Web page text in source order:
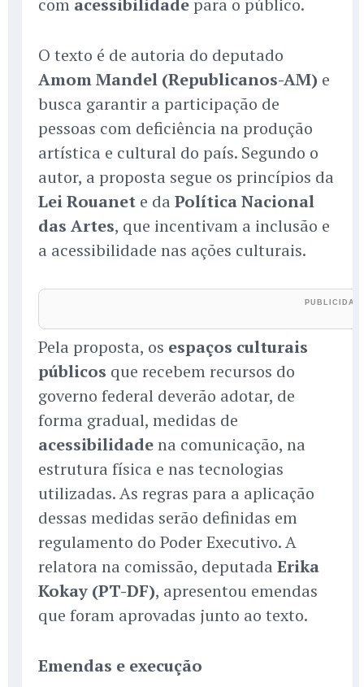
com acessibilidade para o público.
O texto é de autoria do deputado
Amom Mandel (Republicanos-AM) e
busca garantir a participação de
pessoas com deficiência na produção
artística e cultural do país. Segundo o
autor, a proposta segue os princípios da
Lei Rouanet e da Política Nacional
das Artes, que incentivam a inclusão e
a acessibilidade nas ações culturais.
Pela proposta, os espaços culturais
públicos que recebem recursos do
governo federal deverão adotar, de
forma gradual, medidas de
acessibilidadena comunicação, na
estrutura física e nas tecnologias
utilizadas. As regras para a aplicação
dessas medidas serão definidas em
regulamento do Poder Executivo. A
relatora na comissão, deputada Erika
Kokay (PT-DF), apresentou emendas
que foram aprovadas junto ao texto.
Emendas e execução